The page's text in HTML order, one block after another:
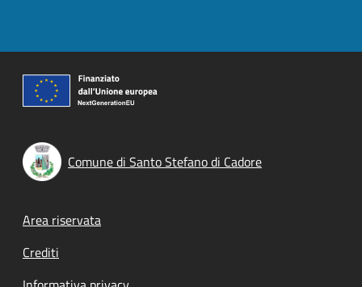
Comune di Santo Stefano di Cadore
Footer menu
Area riservata
Crediti